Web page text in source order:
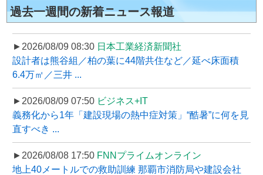
過去一週間の新着ニュース報道
►2026/08/09 08:30 日本工業経済新聞社
設計者は熊谷組／柏の葉に44階共住など／延べ床面積
6.4万㎡／三井 ...
►2026/08/09 07:50 ビジネス+IT
義務化から1年「建設現場の熱中症対策」“酷暑”に何を見
直すべき ...
►2026/08/08 17:50 FNNプライムオンライン
地上40メートルでの救助訓練 那覇市消防局や建設会社